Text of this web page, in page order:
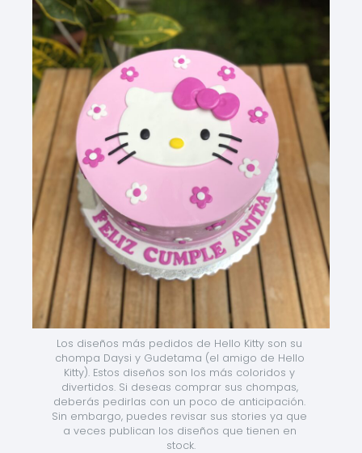
Los diseños más pedidos de Hello Kitty son su
chompa Daysi y Gudetama (el amigo de Hello
Kitty). Estos diseños son los más coloridos y
divertidos. Si deseas comprar sus chompas,
deberás pedirlas con un poco de anticipación.
Sin embargo, puedes revisar sus stories ya que
a veces publican los diseños que tienen en
stock.